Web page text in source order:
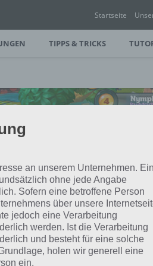
Startseite
TIPPS & TRICKS
& TRICKS
WORLD:
– TIPPS
an unserem Unternehmen.
ohne jede Angabe
Sofern eine betroffene Person
über unsere
jedoch eine Verarbeitung
werden. Ist die Verarbeitung
und besteht für eine solche
holen wir generell eine
ein.